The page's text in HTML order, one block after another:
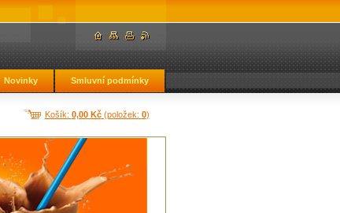
Novinky Smluvní podmínky
Košík: 0,00 Kč(položek: 0)